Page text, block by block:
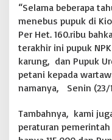
G
i
d
D
i
u
a
“Selama beberapa
menebus pupuk di
Per Het. 160.ribu
terakhir ini pupuk
karung, dan Pupuk
petani kepada
namanya, Senin (23/
Tambahnya, kami
peraturan